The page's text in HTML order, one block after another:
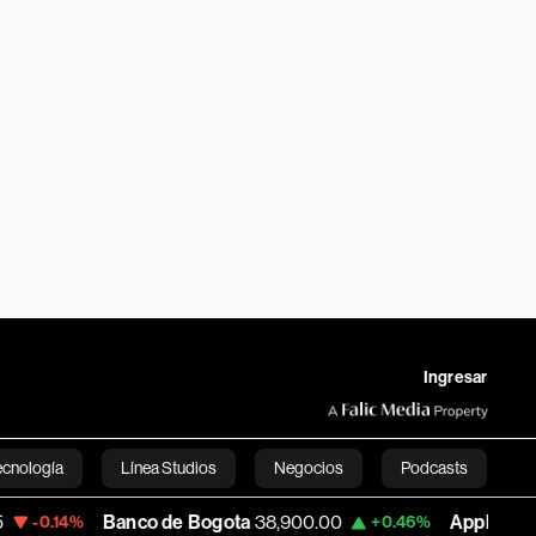
Ingresar
Línea Studios Negocios Podcasts
English
Banco de Bogota 38,900.00 +0.46% Apple 313.305